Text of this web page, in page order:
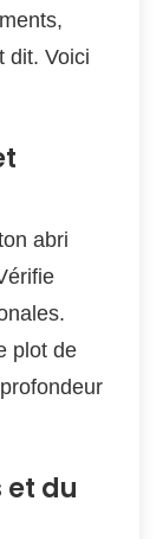
dit. Voici
abri
plot de
et du